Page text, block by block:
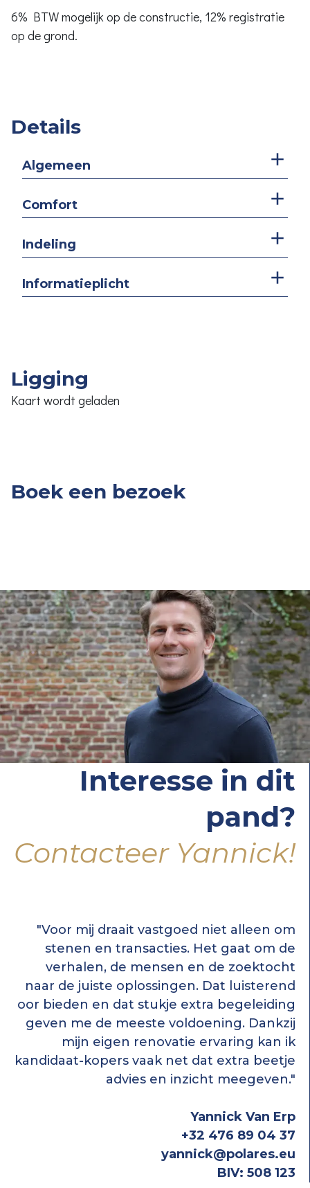
6% BTW mogelijk op de constructie, 12% registratie
op de grond.
Details
Algemeen
Comfort
Indeling
Informatieplicht
Ligging
Kaart wordt geladen
Boek een bezoek
Interesse in dit
pand?
Contacteer Yannick!
"Voor mij draait vastgoed niet alleen om
stenen en transacties. Het gaat om de
verhalen, de mensen en de zoektocht
naar de juiste oplossingen. Dat luisterend
oor bieden en dat stukje extra begeleiding
geven me de meeste voldoening. Dankzij
mijn eigen renovatie ervaring kan ik
kandidaat-kopers vaak net dat extra beetje
advies en inzicht meegeven."
Yannick Van Erp
+32 476 89 04 37
yannick@polares.eu
BIV: 508 123